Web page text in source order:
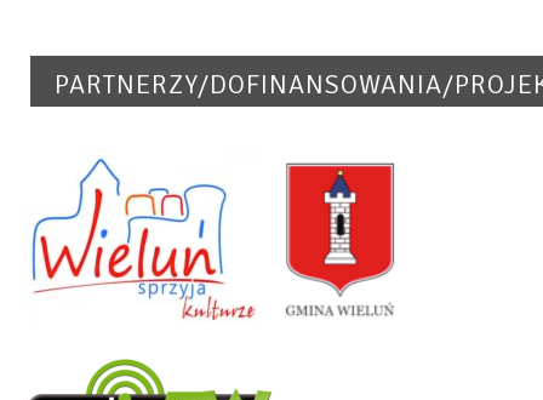
PARTNERZY/DOFINANSOWANIA/